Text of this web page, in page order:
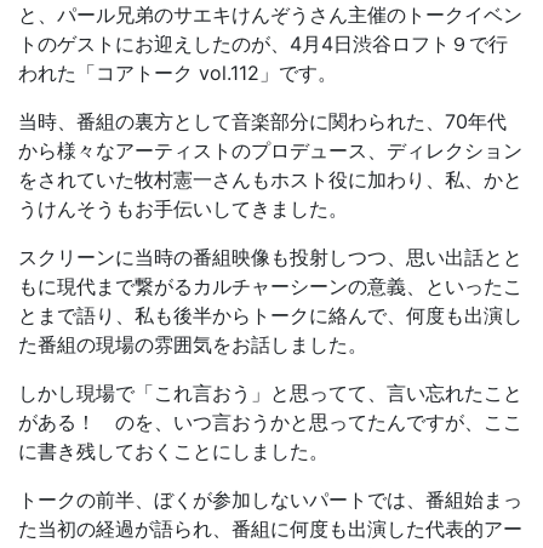
と、パール兄弟のサエキけんぞうさん主催のトークイベン
トのゲストにお迎えしたのが、4月4日渋谷ロフト９で行
われた「コアトーク vol.112」です。
当時、番組の裏方として音楽部分に関わられた、70年代
から様々なアーティストのプロデュース、ディレクション
をされていた牧村憲一さんもホスト役に加わり、私、かと
うけんそうもお手伝いしてきました。
スクリーンに当時の番組映像も投射しつつ、思い出話とと
もに現代まで繋がるカルチャーシーンの意義、といったこ
とまで語り、私も後半からトークに絡んで、何度も出演し
た番組の現場の雰囲気をお話しました。
しかし現場で「これ言おう」と思ってて、言い忘れたこと
がある！ のを、いつ言おうかと思ってたんですが、ここ
に書き残しておくことにしました。
トークの前半、ぼくが参加しないパートでは、番組始まっ
た当初の経過が語られ、番組に何度も出演した代表的アー